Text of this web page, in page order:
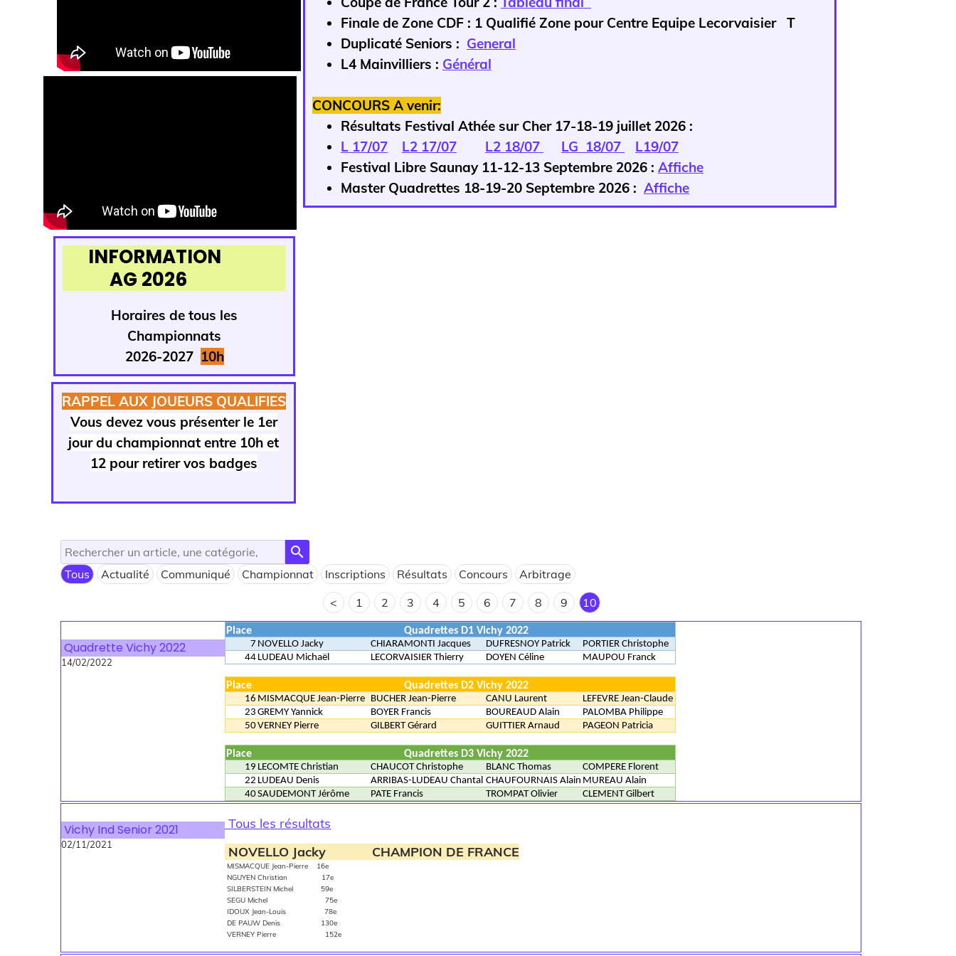
Finale de Zone CDF : 1 Qualifié Zone pour Centre Equipe Lecorvaisier T
Duplicaté Seniors : General
L4 Mainvilliers : Général
CONCOURS A venir:
Résultats Festival Athée sur Cher 17-18-19 juillet 2026 :
L 17/07
L2 17/07 L2 18/07 LG 18/07
L19/07
Festival Libre Saunay 11-12-13 Septembre 2026 : Affiche
Master Quadrettes 18-19-20 Septembre 2026 : Affiche
INFORMATION
AG 2026
Horaires de tous les
Championnats
2026-2027 10h
RAPPEL AUX JOUEURS QUALIFIES
Vous devez vous présenter le 1er
jour du championnat entre 10h et
12 pour retirer vos badges
search
Tous Actualité Communiqué Championnat Inscriptions Résultats Concours
Arbitrage
<
1 2 3 4 5 6 7 8 9 10
Quadrette Vichy 2022
14/02/2022
Place Quadrettes D1 Vichy 2022
7 NOVELLO Jacky CHIARAMONTI Jacques DUFRESNOY Patrick
PORTIER Christophe
44 LUDEAU Michaël LECORVAISIER Thierry DOYEN Céline MAUPOU Franck
Place Quadrettes D2 Vichy 2022
16 MISMACQUE Jean-Pierre BUCHER Jean-Pierre CANU Laurent
LEFEVRE Jean-Claude
23 GREMY Yannick BOYER Francis BOUREAUD Alain
PALOMBA Philippe
50VERNEY Pierre GILBERT Gérard GUITTIER Arnaud PAGEON Patricia
Place Quadrettes D3 Vichy 2022
19 LECOMTE Christian CHAUCOT Christophe BLANC Thomas
COMPERE Florent
22 LUDEAU Denis ARRIBAS-LUDEAU Chantal CHAUFOURNAIS Alain MUREAU Alain
40SAUDEMONT Jérôme PATE Francis TROMPAT Olivier CLEMENT Gilbert
Vichy Ind Senior 2021
02/11/2021
Tous les résultats
NOVELLO Jacky
CHAMPION DE FRANCE
MISMACQUE Jean-Pierre 16e
NGUYEN Christian 17e
SILBERSTEIN Michel 59e
SEGU Michel 75e
IDOUX Jean-Louis 78e
DE PAUW Denis 130e
VERNEY Pierre 152e